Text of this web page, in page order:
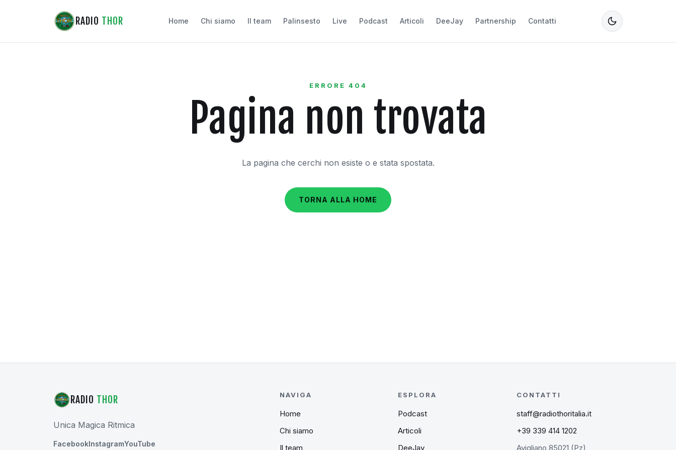
RADIO THOR Home Chi siamo Il team Palinsesto Live Podcast Articoli DeeJay Partnership Contatti
ERRORE 404
Pagina non trovata
La pagina che cerchi non esiste o e stata spostata.
TORNA ALLA HOME
RADIO THOR
Unica Magica Ritmica
FacebookInstagramYouTube
NAVIGA
Home
Chi siamo
Il team
ESPLORA
Podcast
Articoli
DeeJay
CONTATTI
staff@radiothoritalia.it
+39 339 414 1202
Avigliano 85021 (Pz)